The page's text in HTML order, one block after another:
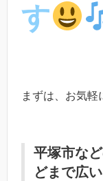
す
まずは、お気軽
平塚市な
どまで広